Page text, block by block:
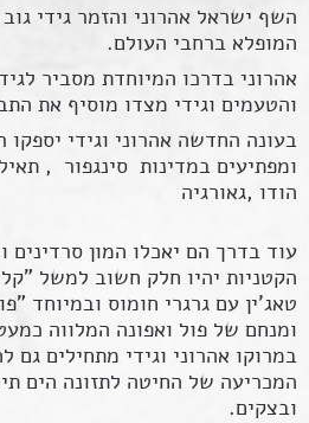
השף ישראל אהרוני והזמר גידי
המופלא ברחבי העולם.
אהרוני בדרכו המיוחדת מסביר
והטעמים וגידי מצדו מוסיף את
בעונה החדשה אהרוני וגידי
ומפתיעים במדינות סינגפור ,
הודו ,גאורגיה
עוד בדרך הם יאכלו המון סרדינים
הקטניות יהיו חלק חשוב למשל
טאג'ין עם גרגרי חומוס ובמיוחד
ומנחם של פול ואפונה המלווה
במרוקו אהרוני וגידי מתחילים גם
המכריעה של החיטה לתזונה הים
ובצקים.